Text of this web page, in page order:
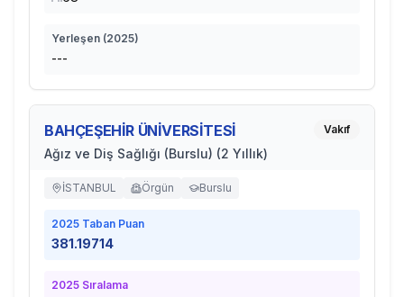
Yerleşen (2025)
---
BAHÇEŞEHİR ÜNİVERSİTESİ
Ağız ve Diş Sağlığı (Burslu) (2 Yıllık)
Vakıf
İSTANBUL Örgün Burslu
2025 Taban Puan
381.19714
2025 Sıralama